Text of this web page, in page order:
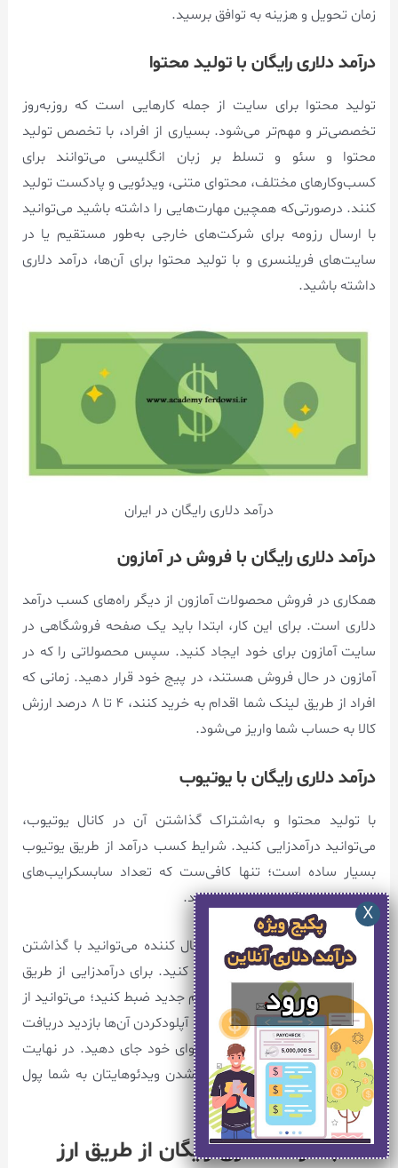
زمان تحویل و هزینه به‌ توافق برسید.
درآمد دلاری رایگان با تولید محتوا
تولید محتوا برای سایت از جمله کارهایی است که روزبه‌روز
تخصصی‌تر و مهم‌تر می‌شود. بسیاری از افراد، با تخصص تولید
محتوا و سئو و تسلط بر زبان انگلیسی می‌توانند برای
کسب‌وکارهای مختلف، محتوای متنی، ویدئویی و پادکست تولید
کنند. درصورتی‌که همچین مهارت‌هایی را داشته باشید می‌توانید
با ارسال رزومه برای شرکت‌های خارجی به‌طور مستقیم یا در
سایت‌های فریلنسری و با تولید محتوا برای آن‌ها، درآمد دلاری
داشته باشید.
درآمد دلاری رایگان در ایران
درآمد دلاری رایگان با فروش در آمازون
همکاری در فروش محصولات آمازون از دیگر راه‌های کسب درآمد
دلاری است. برای این کار، ابتدا باید یک صفحه فروشگاهی در
سایت آمازون برای خود ایجاد کنید. سپس محصولاتی را که در
آمازون در حال فروش هستند، در پیج خود قرار دهید. زمانی که
افراد از طریق لینک شما اقدام به خرید کنند، ۴ تا ۸ درصد ارزش
کالا به حساب شما واریز می‌شود.
درآمد دلاری رایگان با یوتیوب
با تولید محتوا و به‌اشتراک گذاشتن آن در کانال یوتیوب،
می‌توانید درآمدزایی کنید. شرایط کسب درآمد از طریق یوتیوب
بسیار ساده است؛ تنها کافی‌ست که تعداد سابسکرایب‌های
کانال شما حداقل به ۱۰۰۰ نفر برسد.
در صورت داشتن این تعداد دنبال ‌کننده می‌‌توانید با گذاشتن
تبلیغ در ویدئوی خود، درآمدزایی کنید. برای درآمدزایی از طریق
یوتیوب حتما لازم نیست که فیلم جدید ضبط کنید؛ می‌‌توانید از
طریق ترکیب ویدیوهای مختلف و آپلودکردن آن‌ها بازدید دریافت
کنید و تبلیغات را در میان محتوای خود جای دهید. در نهایت
یوتیوب با توجه به میزان دیده شدن ویدئوهایتان به شما پول
می‌دهد.
کسب درآمد دلاری رایگان از طریق ارز